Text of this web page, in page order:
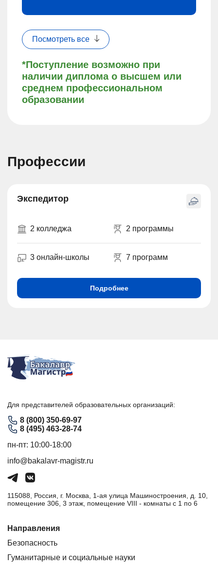
*Поступление возможно при
наличии диплома о высшем или
среднем профессиональном
образовании
Посмотреть все
Профессии
Экспедитор
2 колледжа 2 программы
3 онлайн-школы 7 программ
Подробнее
Для представителей образовательных организаций:
8 (800) 350-69-97
8 (495) 463-28-74
пн-пт: 10:00-18:00
info@bakalavr-magistr.ru
115088, Россия, г. Москва, 1-ая улица Машиностроения, д. 10,
помещение 306, 3 этаж, помещение VIII - комнаты с 1 по 6
Направления
Безопасность
Гуманитарные и социальные науки